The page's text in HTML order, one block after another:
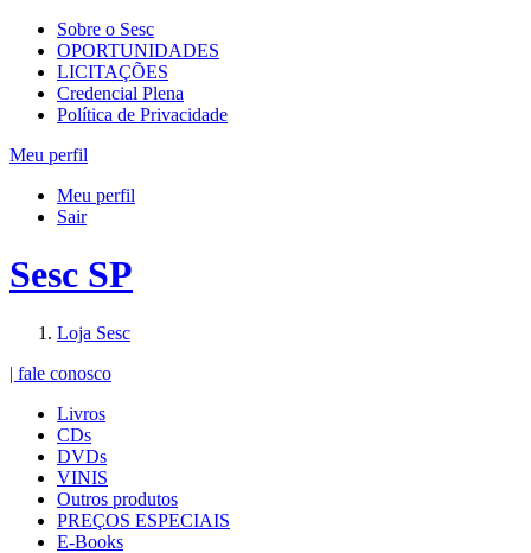
Sobre o Sesc
OPORTUNIDADES
LICITAÇÕES
Credencial Plena
Política de Privacidade
Meu perfil
Meu perfil
Sair
Sesc SP
Loja Sesc
| fale conosco
Livros
CDs
DVDs
VINIS
Outros produtos
PREÇOS ESPECIAIS
E-Books